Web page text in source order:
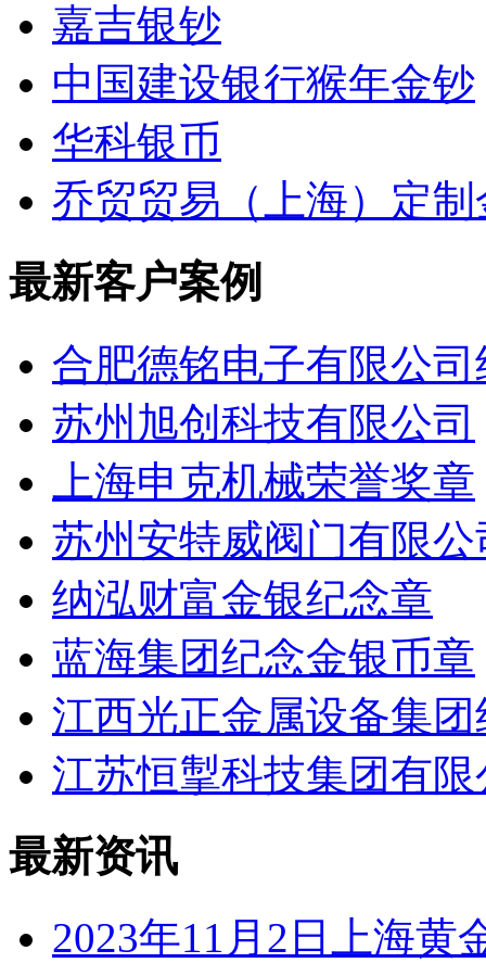
嘉吉银钞
中国建设银行猴年金钞
华科银币
乔贸贸易（上海）定制
最新客户案例
合肥德铭电子有限公
苏州旭创科技有限公司
上海申克机械荣誉奖章
苏州安特威阀门有限
纳泓财富金银纪念章
蓝海集团纪念金银币章
江西光正金属设备集
江苏恒掣科技集团有
最新资讯
2023年11月2日上海黄